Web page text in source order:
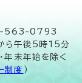
563-0793
ら午後5時15分
年末年始を除く
制度 ）